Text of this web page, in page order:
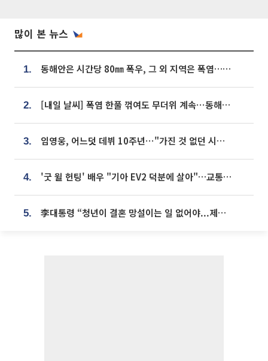
많이 본 뉴스
1. 동해안은 시간당 80㎜ 폭우, 그 외 지역은 폭염…‘극과 극 날씨’
2. [내일 날씨] 폭염 한풀 꺾여도 무더위 계속⋯동해안 이틀 연속 비
3. 임영웅, 어느덧 데뷔 10주년⋯"가진 것 없던 시절, 내 앞엔 20명의 팬뿐"
4. '굿 윌 헌팅' 배우 "기아 EV2 덕분에 살아"…교통사고 후 안전성 극찬
5. 李대통령 “청년이 결혼 망설이는 일 없어야...제도상 불이익 조사”